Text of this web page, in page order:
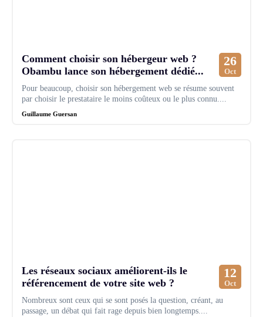
Comment choisir son hébergeur web ?
Obambu lance son hébergement dédié...
26
Oct
Pour beaucoup, choisir son hébergement web se résume souvent
par choisir le prestataire le moins coûteux ou le plus connu....
Guillaume Guersan
Les réseaux sociaux améliorent-ils le
référencement de votre site web ?
12
Oct
Nombreux sont ceux qui se sont posés la question, créant, au
passage, un débat qui fait rage depuis bien longtemps....